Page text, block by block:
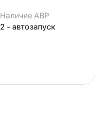
Наличие АВР
2 - автозапуск